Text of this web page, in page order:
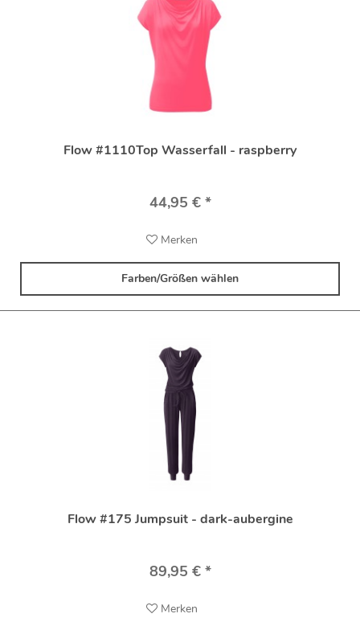
Flow #1110Top Wasserfall - raspberry
44,95 € *
Merken
Farben/Größen wählen
Flow #175 Jumpsuit - dark-aubergine
89,95 € *
Merken